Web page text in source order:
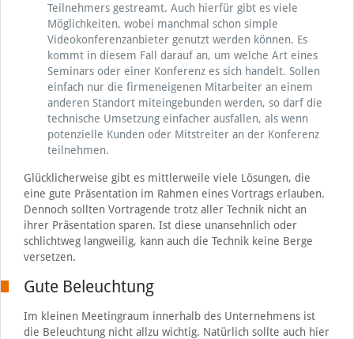
Teilnehmers gestreamt. Auch hierfür gibt es viele
Möglichkeiten, wobei manchmal schon simple
Videokonferenzanbieter genutzt werden können. Es
kommt in diesem Fall darauf an, um welche Art eines
Seminars oder einer Konferenz es sich handelt. Sollen
einfach nur die firmeneigenen Mitarbeiter an einem
anderen Standort miteingebunden werden, so darf die
technische Umsetzung einfacher ausfallen, als wenn
potenzielle Kunden oder Mitstreiter an der Konferenz
teilnehmen.
Glücklicherweise gibt es mittlerweile viele Lösungen, die
eine gute Präsentation im Rahmen eines Vortrags erlauben.
Dennoch sollten Vortragende trotz aller Technik nicht an
ihrer Präsentation sparen. Ist diese unansehnlich oder
schlichtweg langweilig, kann auch die Technik keine Berge
versetzen.
Gute Beleuchtung
Im kleinen Meetingraum innerhalb des Unternehmens ist
die Beleuchtung nicht allzu wichtig. Natürlich sollte auch hier